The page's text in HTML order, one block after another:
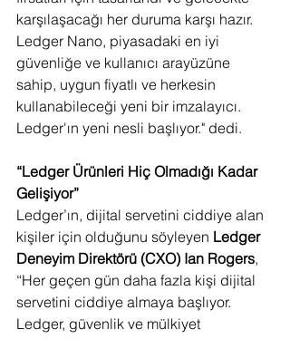
karşılaşacağı her duruma karşı hazır.
Ledger Nano, piyasadaki en iyi
güvenliğe ve kullanıcı arayüzüne
sahip, uygun fiyatlı ve herkesin
kullanabileceği yeni bir imzalayıcı.
Ledger'ın yeni nesli başlıyor." dedi.
“Ledger Ürünleri Hiç Olmadığı Kadar
Gelişiyor”
Ledger’ın, dijital servetini ciddiye alan
kişiler için olduğunu söyleyen Ledger
Deneyim Direktörü (CXO) Ian Rogers,
“Her geçen gün daha fazla kişi dijital
servetini ciddiye almaya başlıyor.
Ledger, güvenlik ve mülkiyet